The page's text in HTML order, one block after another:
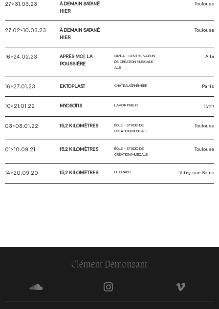
27>31.03.23
À DEMAIN SATANÉ
HIER
Toulouse
27.02>10.03.23
À DEMAIN SATANÉ
HIER
Toulouse
16>24.02.23
APRÈS MOI, LA
POUSSIÈRE
GMEA – CENTRE NATION
DE CRÉATION MUSICALE
ALBI
Albi
16>27.01.23 EKTOPLAST CHÂTEAU ÉPHÉMÈRE Paris
10>21.01.22 MYOSOTIS LAVOIR PUBLIC Lyon
03>08.01.22 15,2 KILOMÈTRES
ÉOLE – STUDIO DE
CRÉATION MUSICALE
Toulouse
01>10.09.21 15,2 KILOMÈTRES
ÉOLE – STUDIO DE
CRÉATION MUSICALE
Toulouse
14>20.09.20 15,2 KILOMÈTRES LE CRAPO Vitry-sur-Seine
Clément Demonsant